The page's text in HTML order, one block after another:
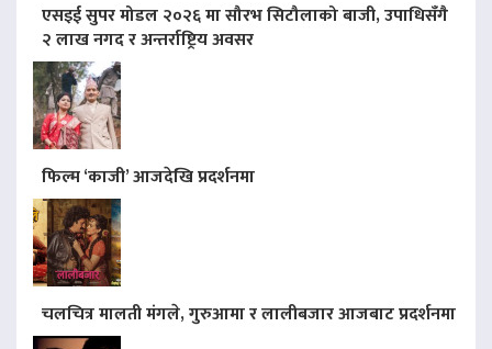
एसइई सुपर मोडल २०२६ मा सौरभ सिटौलाको बाजी, उपाधिसँगै
२ लाख नगद र अन्तर्राष्ट्रिय अवसर
फिल्म ‘काजी’ आजदेखि प्रदर्शनमा
चलचित्र मालती मंगले, गुरुआमा र लालीबजार आजबाट प्रदर्शनमा